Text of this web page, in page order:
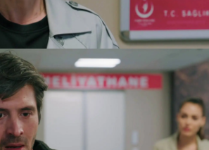
y pide a su mujer que no
decisión que ha tomado.
llamas » Mejores momentos